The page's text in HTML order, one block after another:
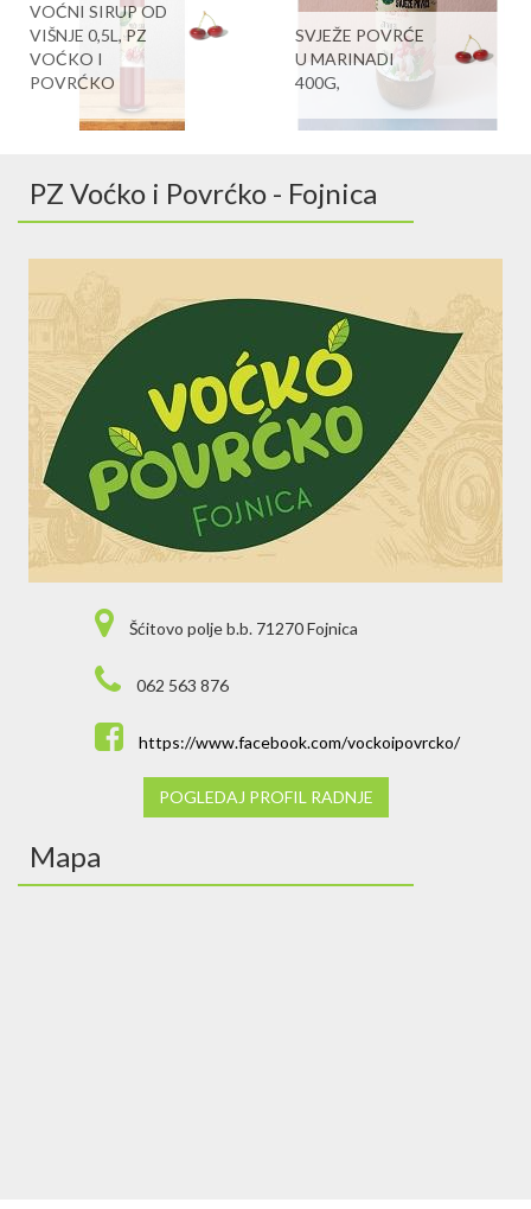
VOĆNI SIRUP OD
VIŠNJE 0,5L, PZ
VOĆKO I
POVRĆKO
SVJEŽE POVRĆE
U MARINADI
400G,
PZ Voćko i Povrćko - Fojnica
Šćitovo polje b.b. 71270 Fojnica
062 563 876
https://www.facebook.com/vockoipovrcko/
POGLEDAJ PROFIL RADNJE
Mapa